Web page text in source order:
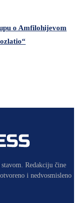
o Amfilohijevom
Redakciju čine
i nedvosmisleno